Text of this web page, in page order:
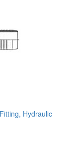
Hydraulic